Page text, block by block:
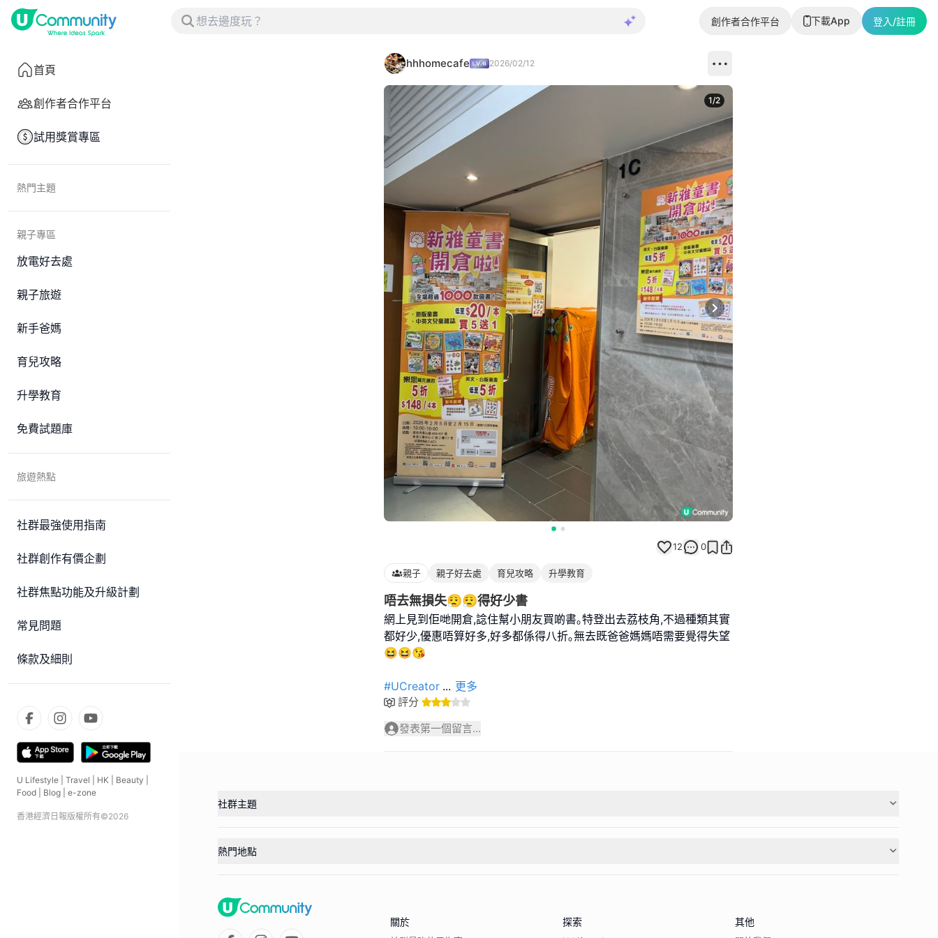
創作者合作平台 下載App 登入/註冊
首頁
創作者合作平台
試用獎賞專區
熱門主題
親子專區
放電好去處
親子旅遊
新手爸媽
育兒攻略
升學教育
免費試題庫
旅遊熱點
社群最強使用指南
社群創作有價企劃
社群焦點功能及升級計劃
常見問題
條款及細則
U Lifestyle Travel HK Beauty
Food
Blog e-zone
香港經濟日報版權所有©2026
hhhomecafe 2026/02/12
Next slide
1/2
12 0
親子 親子好去處 育兒攻略 升學教育
唔去無損失😮‍💨😮‍💨得好少書
網上見到佢哋開倉,諗住幫小朋友買啲書｡特登出去荔枝角,不過種類其實
都好少,優惠唔算好多,好多都係得八折｡無去既爸爸媽媽唔需要覺得失望
😆😆😘
#UCreator ... 更多
評分
發表第一個留言...
社群主題
熱門地點
關於 探索 其他